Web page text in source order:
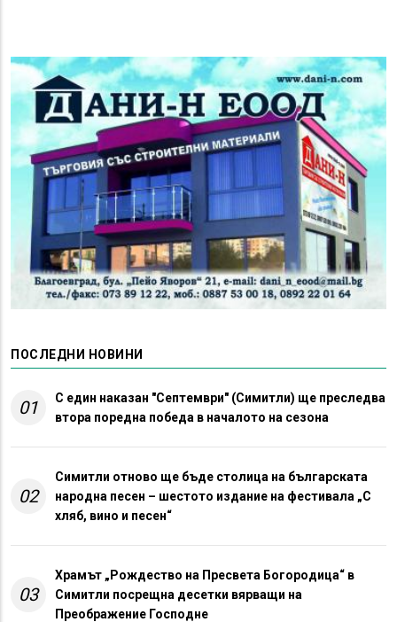
ПОСЛЕДНИ НОВИНИ
01
С един наказан "Септември" (Симитли) ще преследва
втора поредна победа в началото на сезона
02
Симитли отново ще бъде столица на българската
народна песен – шестото издание на фестивала „С
хляб, вино и песен“
03
Храмът „Рождество на Пресвета Богородица“ в
Симитли посрещна десетки вярващи на
Преображение Господне